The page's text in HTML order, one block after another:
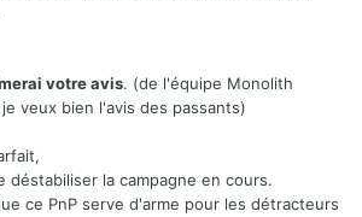
votre avis. (de l'équipe Monolith
veux bien l'avis des passants)
déstabiliser la campagne en cours.
ce PnP serve d'arme pour les détracteurs